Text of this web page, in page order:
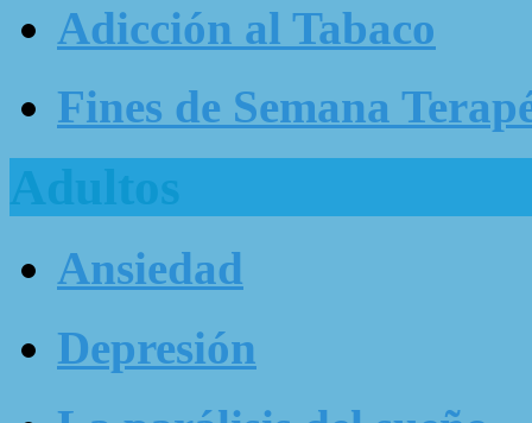
Adicción al Tabaco
Fines de Semana
Adultos
Ansiedad
Depresión